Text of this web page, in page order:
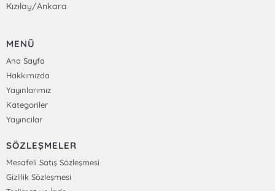
Kızılay/Ankara
MENÜ
Ana Sayfa
Hakkımızda
Yayınlarımız
Kategoriler
Yayıncılar
SÖZLEŞMELER
Mesafeli Satış Sözleşmesi
Gizlilik Sözleşmesi